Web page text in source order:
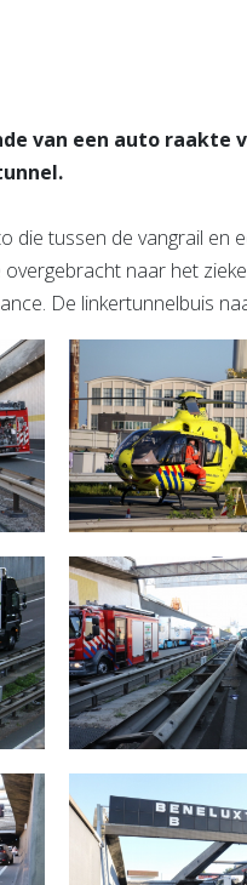
van een auto
die tussen de vangrail en
naar het
De linkertunnelbuis